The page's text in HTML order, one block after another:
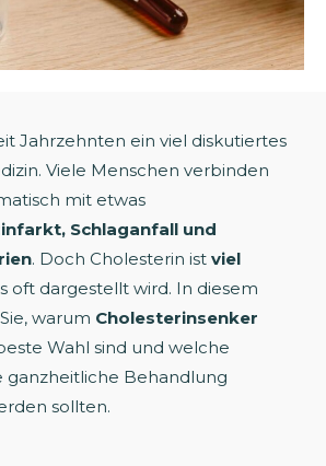
Jahrzehnten ein viel diskutiertes
Viele Menschen verbinden
mit etwas
Schlaganfall und
. Doch Cholesterin ist viel
oft dargestellt wird. In diesem
warum Cholesterinsenker
Wahl sind und welche
ganzheitliche Behandlung
sollten.